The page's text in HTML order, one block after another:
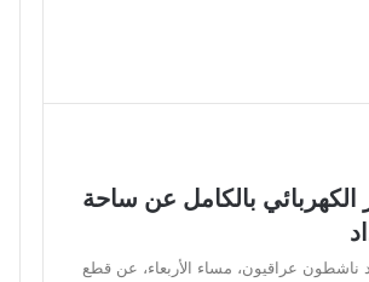
الكهربائي بالكامل عن ساحة
عراقيون، مساء الأربعاء، عن قطع